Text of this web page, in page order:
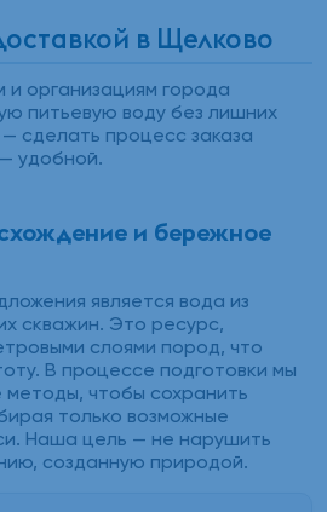
в Щелково
организациям города
питьевую воду без лишних
сделать процесс заказа
удобной.
и бережное
является вода из
скважин. Это ресурс,
слоями пород, что
В процессе подготовки мы
чтобы сохранить
только возможные
Наша цель — не нарушить
созданную природой.